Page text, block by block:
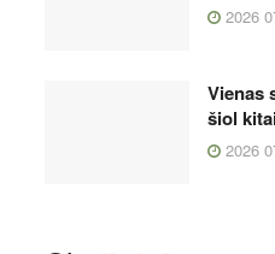
2026
Vienas
šiol
2026